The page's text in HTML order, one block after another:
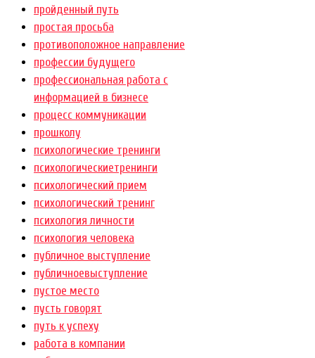
пройденный путь
простая просьба
противоположное направление
профессии будущего
профессиональная работа с
информацией в бизнесе
процесс коммуникации
прошколу
психологические тренинги
психологическиетренинги
психологический прием
психологический тренинг
психология личности
психология человека
публичное выступление
публичноевыступление
пустое место
пусть говорят
путь к успеху
работа в компании